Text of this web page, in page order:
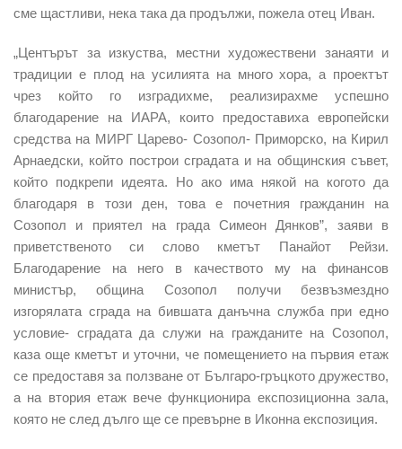
сме щастливи, нека така да продължи, пожела отец Иван.
„Центърът за изкуства, местни художествени занаяти и
традиции е плод на усилията на много хора, а проектът
чрез който го изградихме, реализирахме успешно
благодарение на ИАРА, които предоставиха европейски
средства на МИРГ Царево- Созопол- Приморско, на Кирил
Арнаедски, който построи сградата и на общинския съвет,
който подкрепи идеята. Но ако има някой на когото да
благодаря в този ден, това е почетния гражданин на
Созопол и приятел на града Симеон Дянков”, заяви в
приветственото си слово кметът Панайот Рейзи.
Благодарение на него в качеството му на финансов
министър, община Созопол получи безвъзмездно
изгорялата сграда на бившата данъчна служба при едно
условие- сградата да служи на гражданите на Созопол,
каза още кметът и уточни, че помещението на първия етаж
се предоставя за ползване от Българо-гръцкото дружество,
а на втория етаж вече функционира експозиционна зала,
която не след дълго ще се превърне в Иконна експозиция.